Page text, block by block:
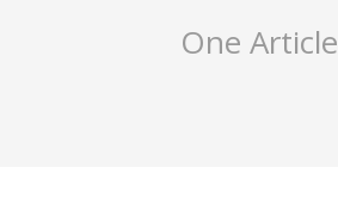
One Article